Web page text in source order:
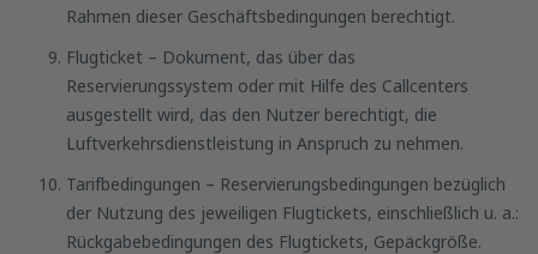
Rahmen dieser Geschäftsbedingungen berechtigt.
Flugticket – Dokument, das über das
Reservierungssystem oder mit Hilfe des Callcenters
ausgestellt wird, das den Nutzer berechtigt, die
Luftverkehrsdienstleistung in Anspruch zu nehmen.
Tarifbedingungen – Reservierungsbedingungen bezüglich
der Nutzung des jeweiligen Flugtickets, einschließlich u. a.:
Rückgabebedingungen des Flugtickets, Gepäckgröße.